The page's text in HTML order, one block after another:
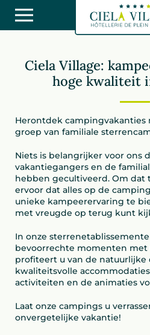
Ciela Village:
hoge kwaliteit
Herontdek campingvakanties
groep van familiale
Niets is belangrijker voor ons
vakantiegangers en de
hebben gecultiveerd. Om dat
ervoor dat alles op de
unieke kampeerervaring te
met vreugde op terug kunt
In onze
bevoorrechte momenten met
profiteert u van de natuurlijke
kwaliteitsvolle
activiteiten en de animaties
Laat onze campings u
onvergetelijke vakantie!